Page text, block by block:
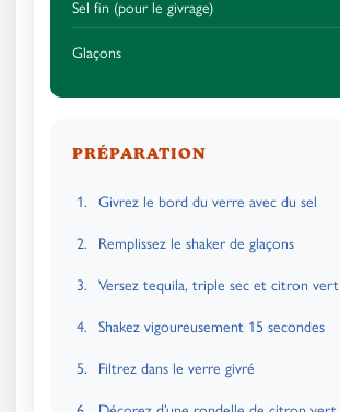
Sel fin (pour le givrage)
Glaçons
PRÉPARATION
Givrez le bord du verre avec du sel
Remplissez le shaker de glaçons
Versez tequila, triple sec et citron vert
Shakez vigoureusement 15 secondes
Filtrez dans le verre givré